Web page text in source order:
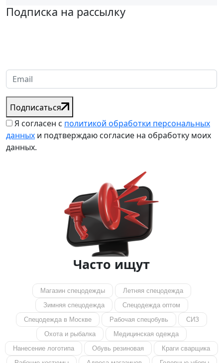
Подписка на рассылку
Подписаться
Я согласен с политикой обработки персональных
данных и подтверждаю согласие на обработку моих
данных.
Часто ищут
Магазин спецодежды
Летняя спецодежда
Зимняя спецодежда
Спецодежда оптом
Спецодежда в Москве
Рабочая спецобувь
СИЗ
Охота и рыбалка
Медицинская одежда
Нанесение логотипа
Обувь резиновая
Краги сварщика